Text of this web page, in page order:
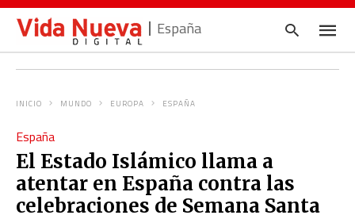
España
INICIO MUNDO EUROPA ESPAÑA
España
El Estado Islámico llama a
atentar en España contra las
celebraciones de Semana Santa